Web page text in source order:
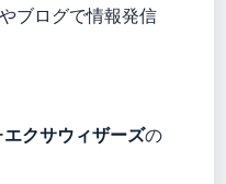
ブログで情報発信
エクサウィザーズの